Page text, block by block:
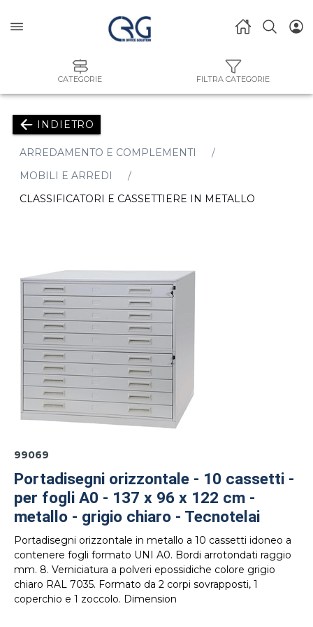
CATEGORIE FILTRA CATEGORIE
INDIETRO
ARREDAMENTO E COMPLEMENTI
MOBILI E ARREDI
CLASSIFICATORI E CASSETTIERE IN METALLO
99069
Portadisegni orizzontale - 10 cassetti -
per fogli A0 - 137 x 96 x 122 cm -
metallo - grigio chiaro - Tecnotelai
Portadisegni orizzontale in metallo a 10 cassetti idoneo a
contenere fogli formato UNI A0. Bordi arrotondati raggio
mm. 8. Verniciatura a polveri epossidiche colore grigio
chiaro RAL 7035. Formato da 2 corpi sovrapposti, 1
coperchio e 1 zoccolo. Dimension